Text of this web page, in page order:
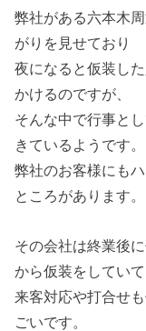
弊社がある六本木
がりを見せており
夜になると仮装し
かけるのですが、
そんな中で行事と
きているようです。
弊社のお客様にも
ところがあります。
その会社は終業後
から仮装をしていて
来客対応や打合せ
ごいです。